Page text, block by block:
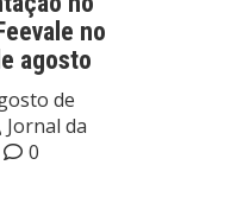
no
agosto
de
Jornal da
0